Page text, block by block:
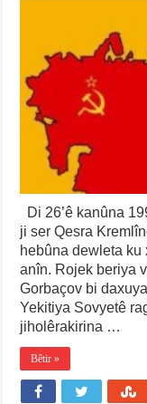
Di 26’ê kanûna
ji ser Qesra
hebûna dewleta
anîn. Rojek beriya
Gorbaçov bi
Yekitiya Sovyetê
jiholêrakirina …
Bêtir »